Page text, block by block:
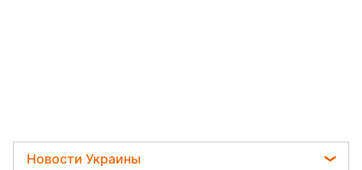
Новости Украины